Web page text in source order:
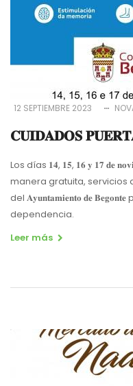
12 SEPTIEMBRE 2023
𝐂𝐔𝐈𝐃𝐀𝐃𝐎𝐒
Los días 𝟏𝟒, 𝟏𝟓, 𝟏𝟔 𝐲 𝟏𝟕 𝐝𝐞
manera gratuita, servicios
del 𝐀𝐲𝐮𝐧𝐭𝐚𝐦𝐢𝐞𝐧𝐭𝐨 𝐝𝐞
dependencia.
Leer más